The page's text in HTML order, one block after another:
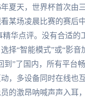
年夏天，世界杯首次由
某场凌晨比赛的赛后
精华点评。没有合适
选择“智能模式”或“影
到”了国内，所有平台
，多设备同时在线也
的激昂呐喊声声入耳